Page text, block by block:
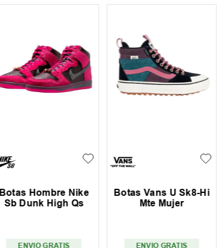
Botas Hombre Nike
Sb Dunk High Qs
ENVIO GRATIS
Botas Vans U Sk8-Hi
Mte Mujer
ENVIO GRATIS